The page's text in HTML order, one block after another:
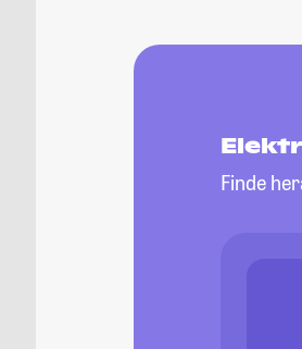
Finde